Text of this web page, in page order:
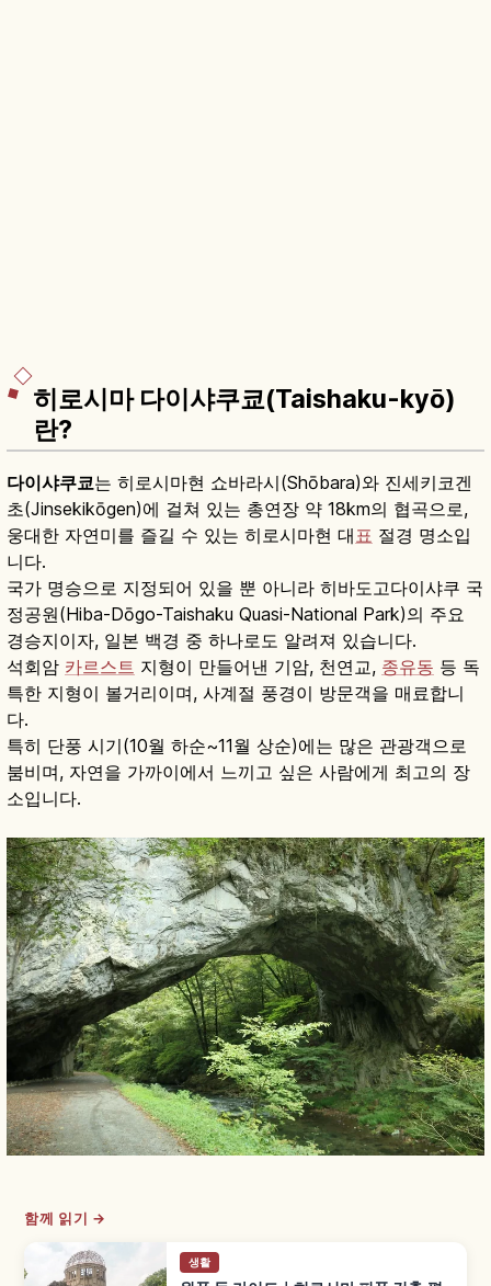
히로시마 다이샤쿠쿄(Taishaku-kyō)
란?
다이샤쿠쿄는 히로시마현 쇼바라시(Shōbara)와 진세키코겐
초(Jinsekikōgen)에 걸쳐 있는 총연장 약 18km의 협곡으로,
웅대한 자연미를 즐길 수 있는 히로시마현 대 표 절경 명소입
니다.
국가 명승으로 지정되어 있을 뿐 아니라 히바도고다이샤쿠 국
정공원(Hiba-Dōgo-Taishaku Quasi-National Park)의 주요
경승지이자, 일본 백경 중 하나로도 알려져 있습니다.
석회암 카르스트 지형이 만들어낸 기암, 천연교, 종유동 등 독
특한 지형이 볼거리이며, 사계절 풍경이 방문객을 매료합니
다.
특히 단풍 시기(10월 하순~11월 상순)에는 많은 관광객으로
붐비며, 자연을 가까이에서 느끼고 싶은 사람에게 최고의 장
소입니다.
함께 읽기 →
생활